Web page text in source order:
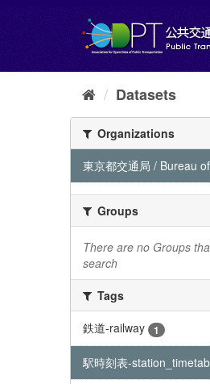
Datasets
Organizations
東京都交通局 / Bureau
Groups
There are no Groups
search
Tags
鉄道-railway
1
駅時刻表-